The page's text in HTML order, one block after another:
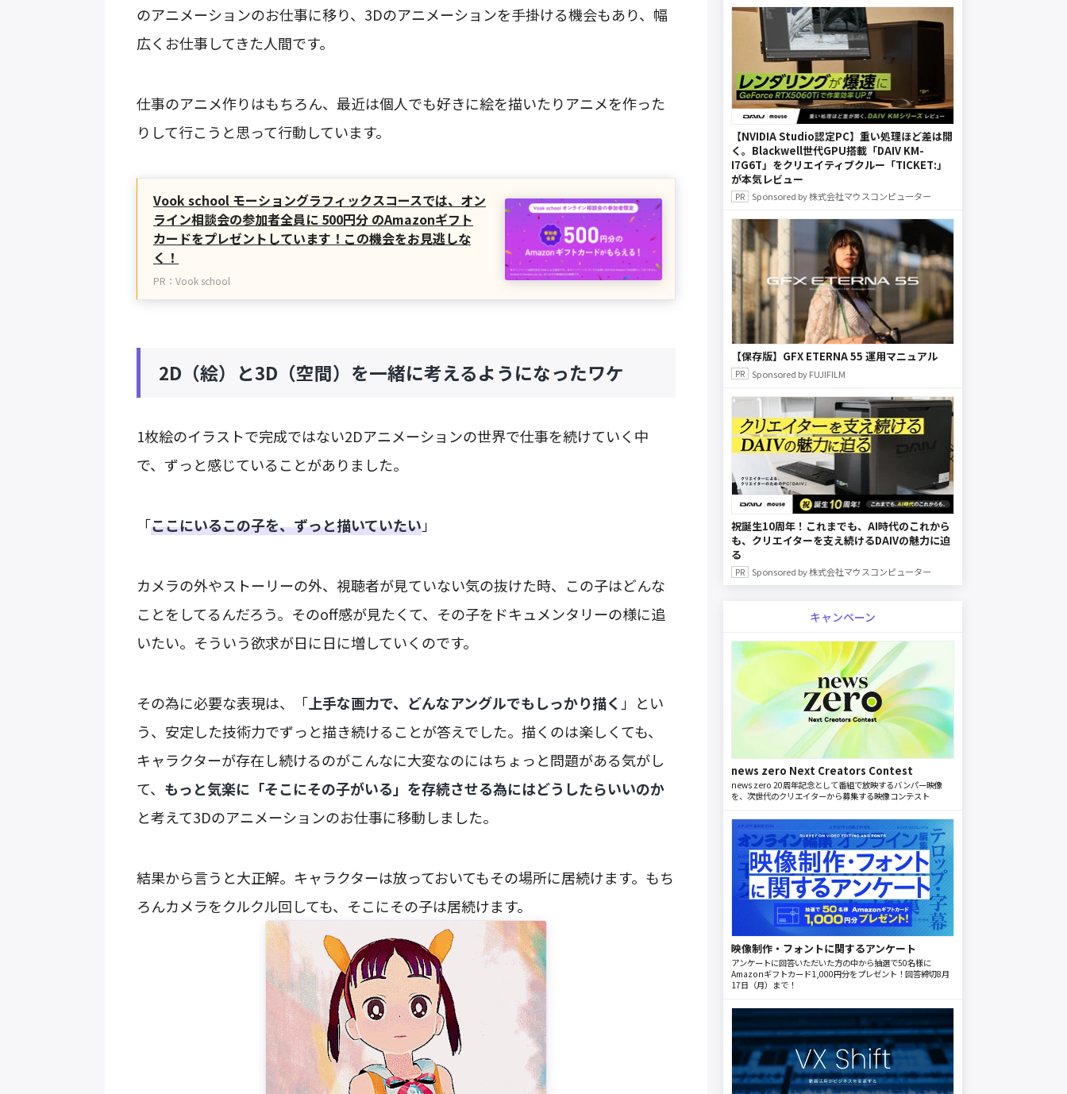
のアニメーションのお仕事に移り、3Dのアニメーションを手掛ける機会もあり、幅
広くお仕事してきた人間です。
仕事のアニメ作りはもちろん、最近は個人でも好きに絵を描いたりアニメを作った
りして行こうと思って行動しています。
Vook school モーショングラフィックスコースでは、オン
ライン相談会の参加者全員に 500円分 のAmazonギフト
カードをプレゼントしています！この機会をお見逃しな
く！
PR：Vook school
2D（絵）と3D（空間）を一緒に考えるようになったワケ
1枚絵のイラストで完成ではない2Dアニメーションの世界で仕事を続けていく中
で、ずっと感じていることがありました。
「ここにいるこの子を、ずっと描いていたい」
カメラの外やストーリーの外、視聴者が見ていない気の抜けた時、この子はどんな
ことをしてるんだろう。そのoff感が見たくて、その子をドキュメンタリーの様に追
いたい。そういう欲求が日に日に増していくのです。
その為に必要な表現は、「上手な画力で、どんなアングルでもしっかり描く 」とい
う、安定した技術力でずっと描き続けることが答えでした。描くのは楽しくても、
キャラクターが存在し続けるのがこんなに大変なのにはちょっと問題がある気がし
て、 もっと気楽に「そこにその子がいる」を存続させる為にはどうしたらいいのか
と考えて3Dのアニメーションのお仕事に移動しました。
結果から言うと大正解。キャラクターは放っておいてもその場所に居続けます。もち
ろんカメラをクルクル回しても、そこにその子は居続けます。
【NVIDIA Studio認定PC】重い処理ほど差は開
く。Blackwell世代GPU搭載「DAIV KM-
I7G6T」をクリエイティブクルー「TICKET:」
が本気レビュー
Sponsored by 株式会社マウスコンピューター
【保存版】GFX ETERNA 55 運用マニュアル
Sponsored by FUJIFILM
祝誕生10周年！これまでも、AI時代のこれから
も、クリエイターを支え続けるDAIVの魅力に迫
る
Sponsored by 株式会社マウスコンピューター
キャンペーン
news zero Next Creators Contest
news zero 20周年記念として番組で放映するバンパー映像
を、次世代のクリエイターから募集する映像コンテスト
映像制作・フォントに関するアンケート
アンケートに回答いただいた方の中から抽選で50名様に
Amazonギフトカード1,000円分をプレゼント！回答締切8月
17日（月）まで！